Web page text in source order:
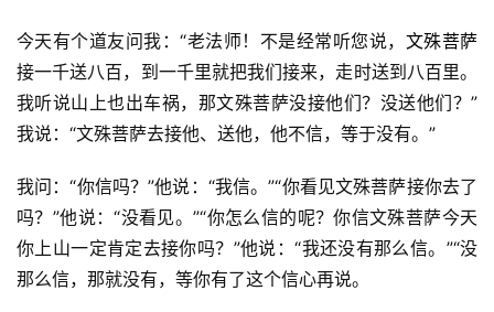
资
讯
八
今天有个道友问我：“老法师！不是经常听您说， 文殊菩萨
接一千送八百，到一千里就把我们接来，走时送到八百里。
我听说山上也出车祸，那文殊菩萨没接他们？没送他们？”
我说：“文殊菩萨去接他、送他，他不信，等于没有。”
我问：“你信吗？”他说：“我信。”“你看见文殊菩萨接你去了
吗？”他说：“没看见。”“你怎么信的呢？你信文殊菩萨今天
你上山一定肯定去接你吗？”他说：“我还没有那么信。”“没
那么信，那就没有，等你有了这个信心再说。